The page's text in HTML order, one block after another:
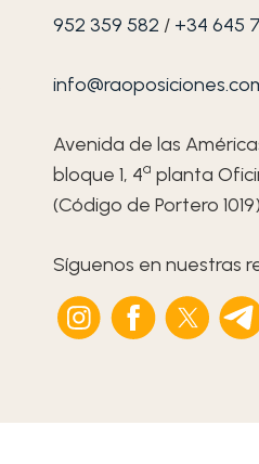
952 359 582 / +34 645
Avenida de las
bloque 1, 4ª planta
(Código de Portero 1019)
Síguenos en nuestras